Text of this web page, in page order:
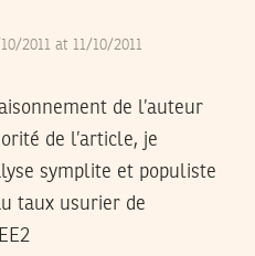
2011 at 11/10/2011
de l’auteur
de l’article, je
symplite et populiste
taux usurier de